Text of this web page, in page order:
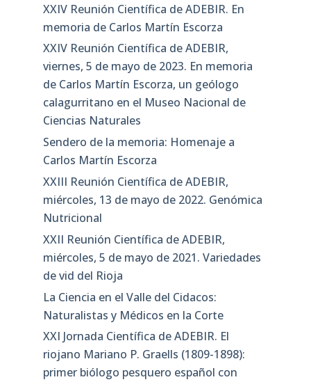
XXIV Reunión Científica de ADEBIR. En
memoria de Carlos Martín Escorza
XXIV Reunión Científica de ADEBIR,
viernes, 5 de mayo de 2023. En memoria
de Carlos Martín Escorza, un geólogo
calagurritano en el Museo Nacional de
Ciencias Naturales
Sendero de la memoria: Homenaje a
Carlos Martín Escorza
XXIII Reunión Científica de ADEBIR,
miércoles, 13 de mayo de 2022. Genómica
Nutricional
XXII Reunión Científica de ADEBIR,
miércoles, 5 de mayo de 2021. Variedades
de vid del Rioja
La Ciencia en el Valle del Cidacos:
Naturalistas y Médicos en la Corte
XXI Jornada Científica de ADEBIR. El
riojano Mariano P. Graells (1809-1898):
primer biólogo pesquero español con